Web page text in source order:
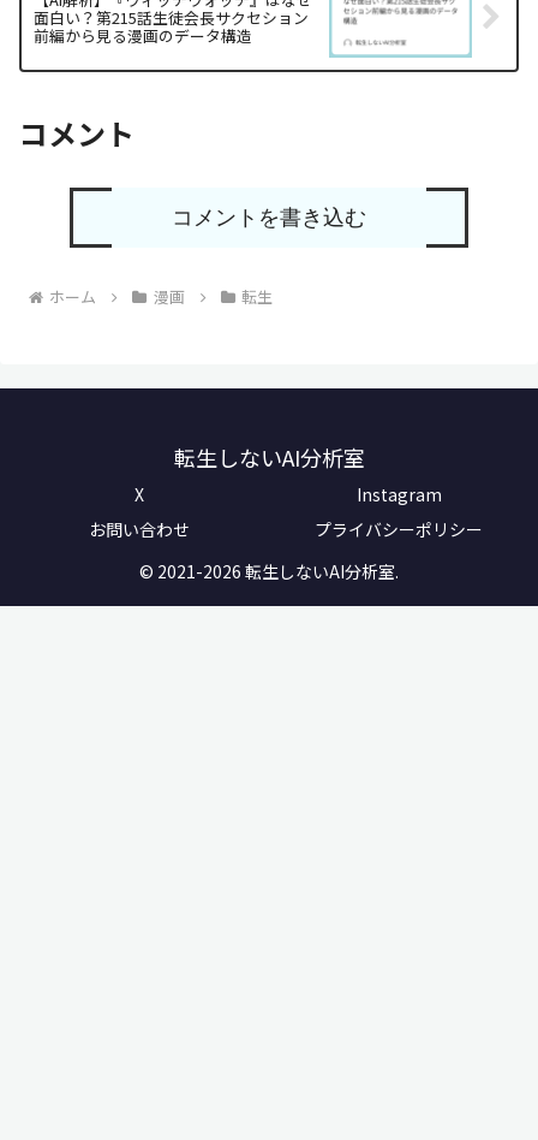
面白い？第215話生徒会長サクセション
前編から見る漫画のデータ構造
コメント
コメントを書き込む
ホーム 漫画 転生
転生しないAI分析室
X
Instagram
お問い合わせ
プライバシーポリシー
© 2021-2026 転生しないAI分析室.